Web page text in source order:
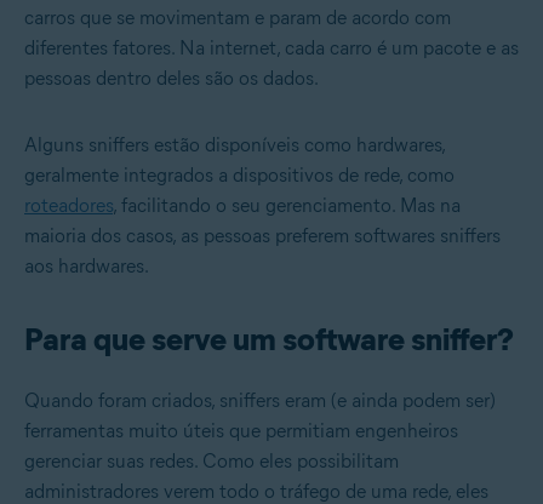
carros que se movimentam e param de acordo com
diferentes fatores. Na internet, cada carro é um pacote e as
pessoas dentro deles são os dados.
Alguns sniffers estão disponíveis como hardwares,
geralmente integrados a dispositivos de rede, como
roteadores, facilitando o seu gerenciamento. Mas na
maioria dos casos, as pessoas preferem softwares sniffers
aos hardwares.
Para que serve um software sniffer?
Quando foram criados, sniffers eram (e ainda podem ser)
ferramentas muito úteis que permitiam engenheiros
gerenciar suas redes. Como eles possibilitam
administradores verem todo o tráfego de uma rede, eles